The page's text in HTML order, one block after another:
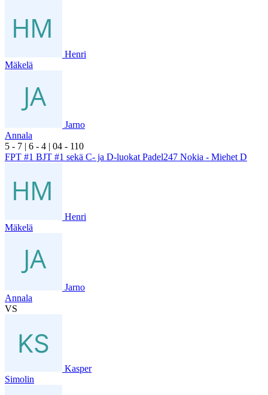
Henri
Mäkelä
Jarno
Annala
5 - 7 | 6 - 4 | 04 - 110
FPT #1 BJT #1 sekä C- ja D-luokat Padel247 Nokia - Miehet D
Henri
Mäkelä
Jarno
Annala
VS
Kasper
Simolin